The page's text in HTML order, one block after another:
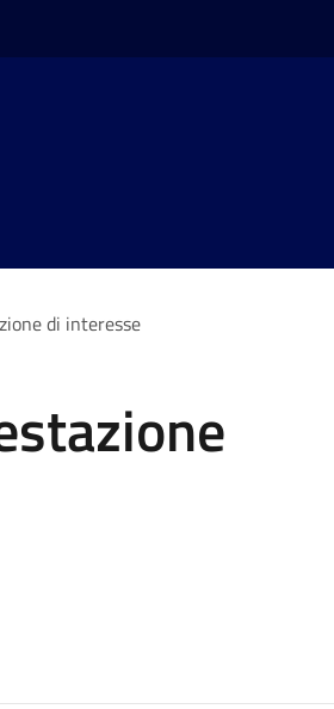
di interesse